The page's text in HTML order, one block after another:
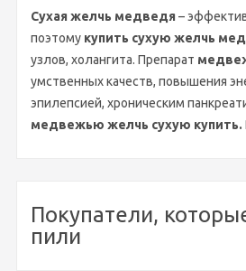
Сухая желчь медведя –
поэтому купить сухую желчь
узлов, холангита. Препарат
умственных качеств, повышения
эпилепсией, хроническим
медвежью желчь сухую купить.
Покупатели,
пили